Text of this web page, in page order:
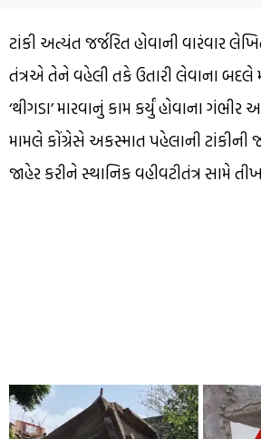
ટાંકી અત્યંત જર્જરિત હોવાની વારંવાર
તંત્રએ તેને વહેલી તકે ઉતારી લેવાના બદલે
‘થીગડા’ મારવાનું કામ કર્યું હોવાના
મામલે કોંગ્રેસે અકસ્માત પહેલાની ટાંકીની
જાહેર કરીને સ્થાનિક વહીવટીતંત્ર સામે